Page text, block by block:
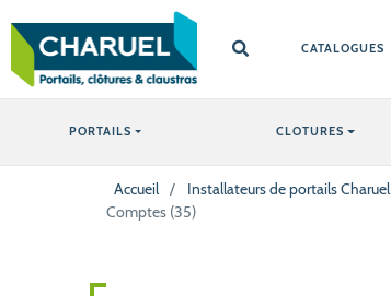
CATALOGUES
PORTAILS CLOTURES
Accueil / Installateurs de portails Charuel
Comptes (35)